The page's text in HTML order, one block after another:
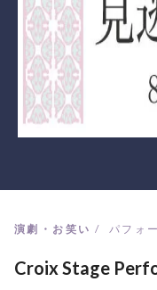
演劇・お笑い パフォ
Croix Stage